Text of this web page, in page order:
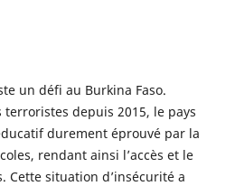
un défi au Burkina Faso.
depuis 2015, le pays
durement éprouvé par la
rendant ainsi l’accès et le
Cette situation d’insécurité a